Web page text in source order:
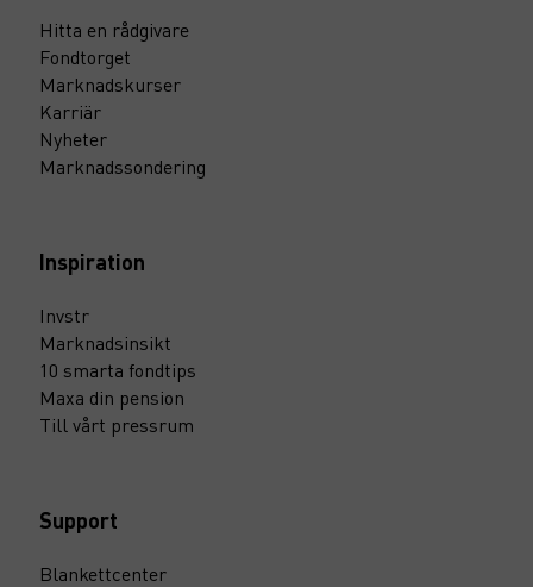
Hitta en rådgivare
Fondtorget
Marknadskurser
Karriär
Nyheter
Marknadssondering
Inspiration
Invstr
Marknadsinsikt
10 smarta fondtips
Maxa din pension
Till vårt pressrum
Support
Blankettcenter